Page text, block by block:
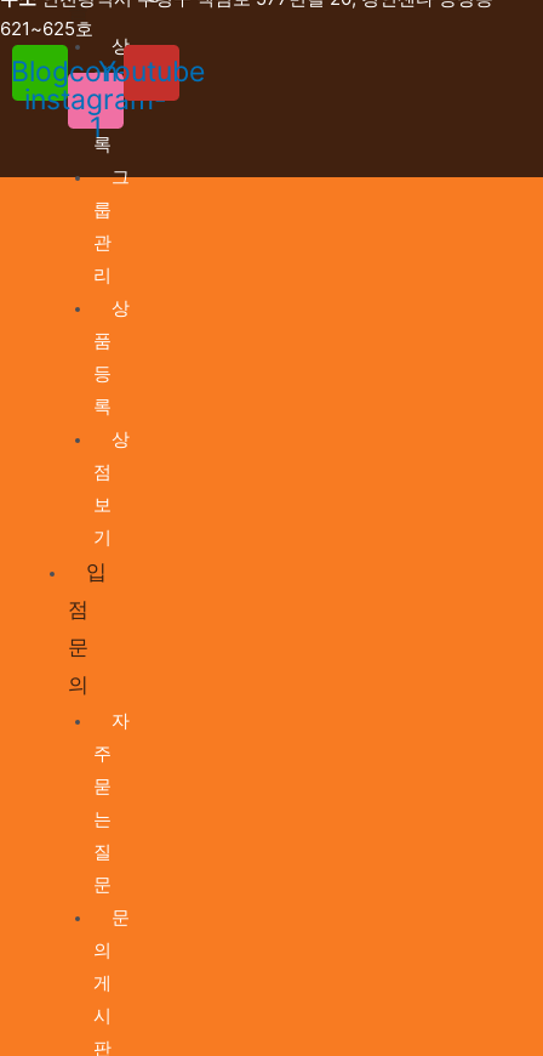
몰
상
점
등
록
그
룹
관
리
상
품
등
록
상
점
보
기
입
점
문
의
자
주
묻
는
질
문
문
의
게
시
판
621~625호
BlogIcon-
instagram-
1
Youtube